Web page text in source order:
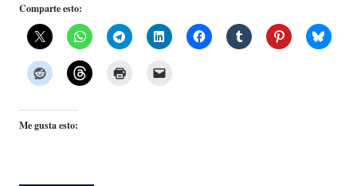
Comparte esto:
Me gusta esto: